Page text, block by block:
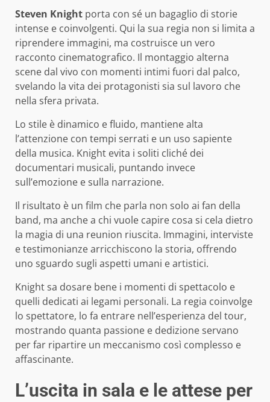
Steven Knight porta con sé un bagaglio di storie
intense e coinvolgenti. Qui la sua regia non si limita a
riprendere immagini, ma costruisce un vero
racconto cinematografico. Il montaggio alterna
scene dal vivo con momenti intimi fuori dal palco,
svelando la vita dei protagonisti sia sul lavoro che
nella sfera privata.
Lo stile è dinamico e fluido, mantiene alta
l’attenzione con tempi serrati e un uso sapiente
della musica. Knight evita i soliti cliché dei
documentari musicali, puntando invece
sull’emozione e sulla narrazione.
Il risultato è un film che parla non solo ai fan della
band, ma anche a chi vuole capire cosa si cela dietro
la magia di una reunion riuscita. Immagini, interviste
e testimonianze arricchiscono la storia, offrendo
uno sguardo sugli aspetti umani e artistici.
Knight sa dosare bene i momenti di spettacolo e
quelli dedicati ai legami personali. La regia coinvolge
lo spettatore, lo fa entrare nell’esperienza del tour,
mostrando quanta passione e dedizione servano
per far ripartire un meccanismo così complesso e
affascinante.
L’uscita in sala e le attese per